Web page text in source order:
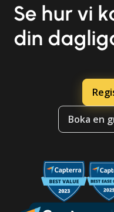
Se hur vi
din
Boka en